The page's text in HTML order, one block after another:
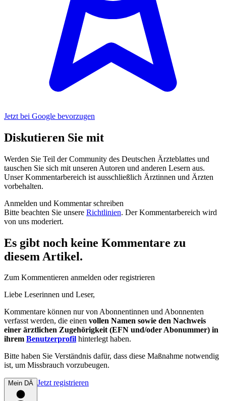
Jetzt bei Google bevorzugen
Diskutieren Sie mit
Werden Sie Teil der Community des Deutschen Ärzteblattes und
tauschen Sie sich mit unseren Autoren und anderen Lesern aus.
Unser Kommentarbereich ist ausschließlich Ärztinnen und Ärzten
vorbehalten.
Anmelden und Kommentar schreiben
Bitte beachten Sie unsere Richtlinien. Der Kommentarbereich wird
von uns moderiert.
Es gibt noch keine Kommentare zu
diesem Artikel.
Zum Kommentieren anmelden oder registrieren
Liebe Leserinnen und Leser,
Kommentare können nur von Abonnentinnen und Abonnenten
verfasst werden, die einen vollen Namen sowie den Nachweis
einer ärztlichen Zugehörigkeit (EFN und/oder Abonummer) in
ihrem Benutzerprofil hinterlegt haben.
Bitte haben Sie Verständnis dafür, dass diese Maßnahme notwendig
ist, um Missbrauch vorzubeugen.
Mein DÄ Jetzt registrieren